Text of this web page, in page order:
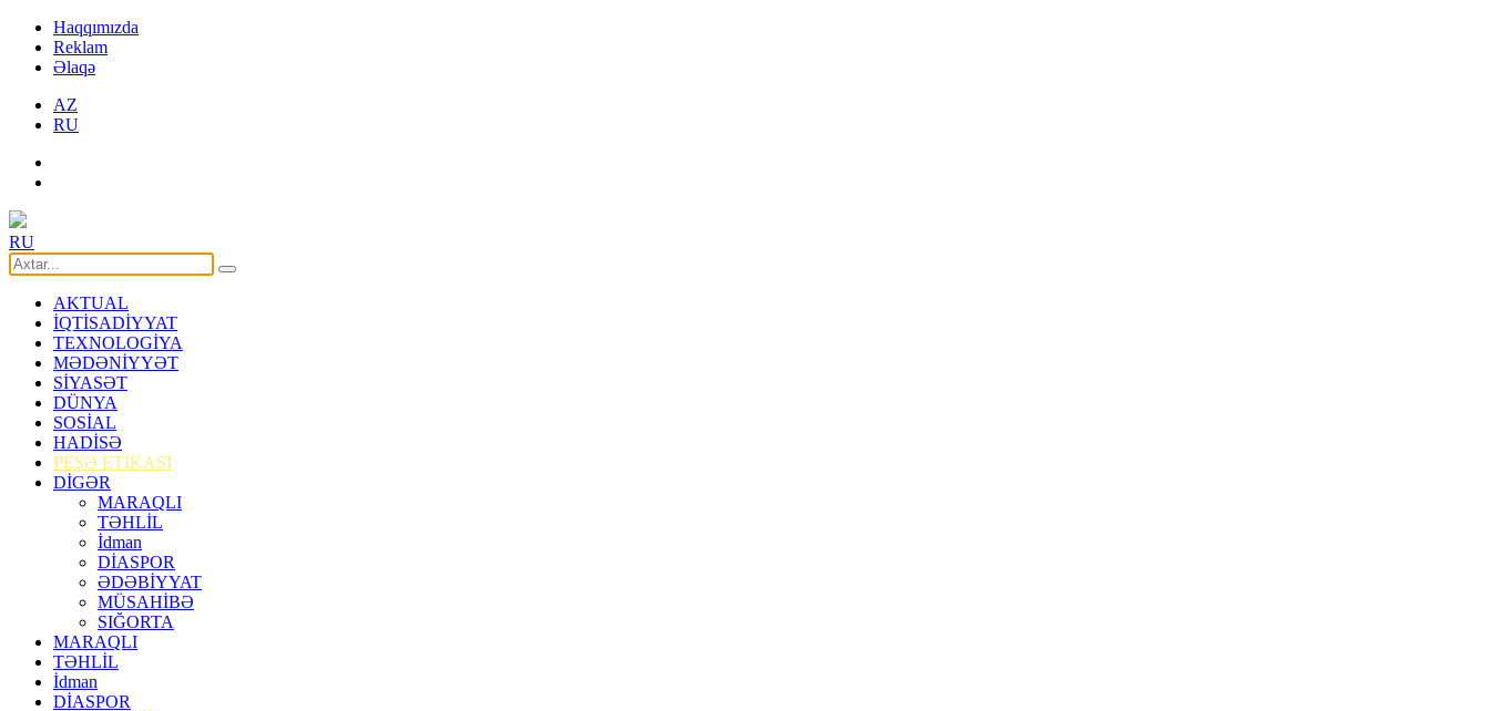
Haqqımızda
Reklam
Əlaqə
AZ
RU
RU
AKTUAL
İQTİSADİYYAT
TEXNOLOGİYA
MƏDƏNİYYƏT
SİYASƏT
DÜNYA
SOSİAL
HADİSƏ
PEŞƏ ETİKASI
DİGƏR
MARAQLI
TƏHLİL
İdman
DİASPOR
ƏDƏBİYYAT
MÜSAHİBƏ
SIĞORTA
MARAQLI
TƏHLİL
İdman
DİASPOR